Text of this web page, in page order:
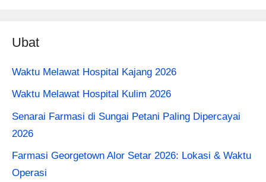
Ubat
Waktu Melawat Hospital Kajang 2026
Waktu Melawat Hospital Kulim 2026
Senarai Farmasi di Sungai Petani Paling Dipercayai
2026
Farmasi Georgetown Alor Setar 2026: Lokasi & Waktu
Operasi